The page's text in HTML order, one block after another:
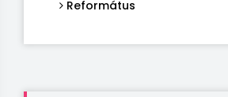
Református